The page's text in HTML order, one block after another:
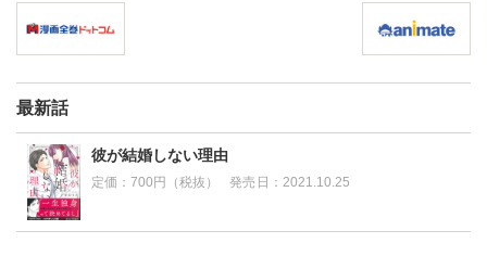
最新話
彼が結婚しない理由
定価：700円（税抜） 発売日： 2021.10.25